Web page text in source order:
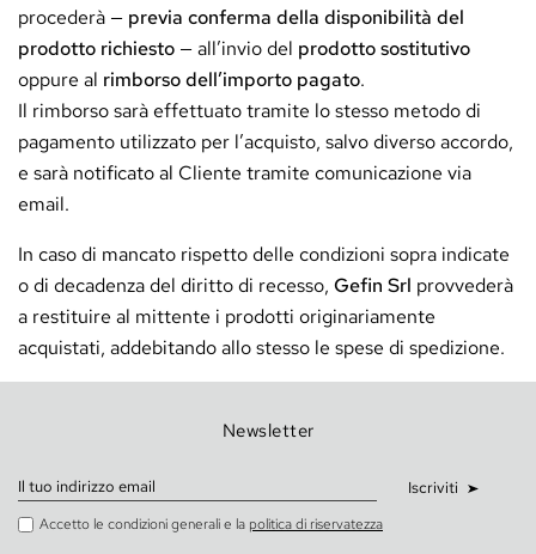
procederà — previa conferma della disponibilità del
prodotto richiesto — all’invio del prodotto sostitutivo
oppure al rimborso dell’importo pagato.
Il rimborso sarà effettuato tramite lo stesso metodo di
pagamento utilizzato per l’acquisto, salvo diverso accordo,
e sarà notificato al Cliente tramite comunicazione via
email.
In caso di mancato rispetto delle condizioni sopra indicate
o di decadenza del diritto di recesso, Gefin Srl provvederà
a restituire al mittente i prodotti originariamente
acquistati, addebitando allo stesso le spese di spedizione.
Newsletter
Iscriviti
Accetto le condizioni generali e la politica di riservatezza